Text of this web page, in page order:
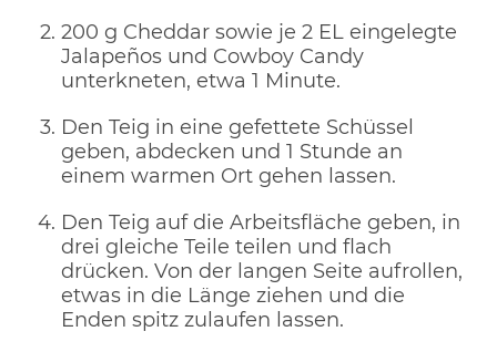
200 g Cheddar sowie je 2 EL eingelegte
Jalapeños und Cowboy Candy
unterkneten, etwa 1 Minute.
Den Teig in eine gefettete Schüssel
geben, abdecken und 1 Stunde an
einem warmen Ort gehen lassen.
Den Teig auf die Arbeitsfläche geben, in
drei gleiche Teile teilen und flach
drücken. Von der langen Seite aufrollen,
etwas in die Länge ziehen und die
Enden spitz zulaufen lassen.